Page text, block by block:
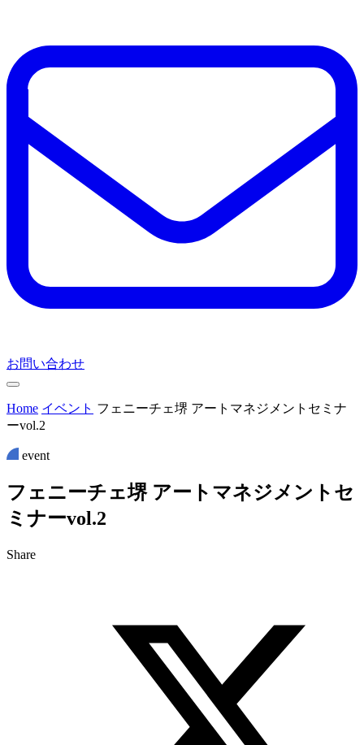
お問い合わせ
Home イベント フェニーチェ堺 アートマネジメントセミナ
ーvol.2
event
フ ェニーチ ェ堺 アー ト マネジメ ン ト セ
ミ ナーvol.2
Share